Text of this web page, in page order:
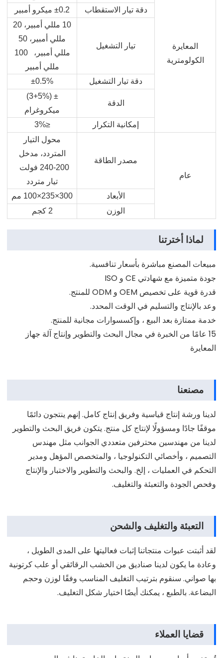
المعايرة
الكولومترية
دقة تيار الاستقطاب
±0.2 ميكرو أمبير
تيار التشغيل
10 مللي أمبير، 20
مللي أمبير، 50
مللي أمبير، 100
مللي أمبير
دقة تيار التشغيل
±0.5%
الدقة
± (5%+3)
ميكروغرام
إمكانية التكرار
≤3%
عام
مصدر الطاقة
محول التيار
المتردد، مدخل
200-240 فولت
تيار متردد
الأبعاد
300×235×100 مم
الوزن
2 كجم
لماذا أخترتنا
مبيعات المصنع مباشرة بأسعار تنافسية.
جودة متميزة مع شهادتي CE و ISO
قدرة قوية على تخصيص OEM و ODM للمنتج.
وعد بالإنتاج والتسليم في الوقت المحدد.
خدمة ممتازة بعد البيع ، وإكسسوارات مجانية للمنتج.
15 عامًا من الخبرة في مجال البحث والتطوير وإنتاج آلة جهاز
المعايرة
مصنعنا
لدينا ورشة إنتاج قياسية وفريق إنتاج كامل. إنهم ينتجون دائمًا
موقفًا جادًا ومسؤولًا لإنتاج كل منتج. يتكون فريق البحث والتطوير
لدينا من مهندسين محترفين متعددي الجوانب مثل مهندس
التصميم ، وأخصائي التكنولوجيا ، والمتخصص المؤهل ومدير
التحكم في العمليات ، إلخ. والبحث والتطوير والاختبار والإنتاج
وفحص الجودة والتعبئة والتغليف.
التعبئة والتغليف والشحن
لقد أثبتت عبوات منتجاتنا إثبات فعاليتها على المدى الطويل ،
وعادة ما يكون لدينا صناديق من الخشب الرقائقي أو علب كرتونية
بها صواني. سنقوم بترتيب التغليف المناسب وفقًا لوزن وحجم
البضاعة. بالطبع ، يمكنك أيضًا اختيار شكل التغليف.
قضايا العملاء